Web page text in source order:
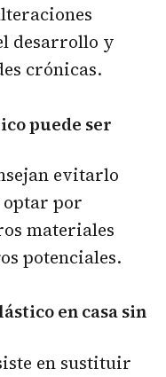
desarrollo y
crónicas.
puede ser
evitarlo
optar por
materiales
potenciales.
en casa sin
en sustituir